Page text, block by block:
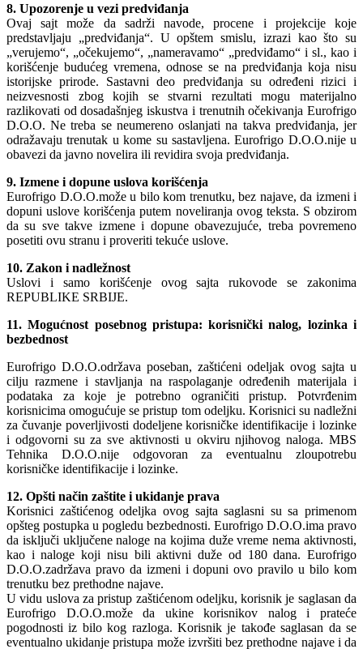
8. Upozorenje u vezi predviđanja
Ovaj sajt može da sadrži navode, procene i projekcije koje
predstavljaju „predviđanja“. U opštem smislu, izrazi kao što su
„verujemo“, „očekujemo“, „nameravamo“ „predviđamo“ i sl., kao i
korišćenje budućeg vremena, odnose se na predviđanja koja nisu
istorijske prirode. Sastavni deo predviđanja su određeni rizici i
neizvesnosti zbog kojih se stvarni rezultati mogu materijalno
razlikovati od dosadašnjeg iskustva i trenutnih očekivanja Eurofrigo
D.O.O. Ne treba se neumereno oslanjati na takva predviđanja, jer
odražavaju trenutak u kome su sastavljena. Eurofrigo D.O.O.nije u
obavezi da javno novelira ili revidira svoja predviđanja.
9. Izmene i dopune uslova korišćenja
Eurofrigo D.O.O.može u bilo kom trenutku, bez najave, da izmeni i
dopuni uslove korišćenja putem noveliranja ovog teksta. S obzirom
da su sve takve izmene i dopune obavezujuće, treba povremeno
posetiti ovu stranu i proveriti tekuće uslove.
10. Zakon i nadležnost
Uslovi i samo korišćenje ovog sajta rukovode se zakonima
REPUBLIKE SRBIJE.
11. Mogućnost posebnog pristupa: korisnički nalog, lozinka i
bezbednost
Eurofrigo D.O.O.održava poseban, zaštićeni odeljak ovog sajta u
cilju razmene i stavljanja na raspolaganje određenih materijala i
podataka za koje je potrebno ograničiti pristup. Potvrđenim
korisnicima omogućuje se pristup tom odeljku. Korisnici su nadležni
za čuvanje poverljivosti dodeljene korisničke identifikacije i lozinke
i odgovorni su za sve aktivnosti u okviru njihovog naloga. MBS
Tehnika D.O.O.nije odgovoran za eventualnu zloupotrebu
korisničke identifikacije i lozinke.
12. Opšti način zaštite i ukidanje prava
Korisnici zaštićenog odeljka ovog sajta saglasni su sa primenom
opšteg postupka u pogledu bezbednosti. Eurofrigo D.O.O.ima pravo
da isključi uključene naloge na kojima duže vreme nema aktivnosti,
kao i naloge koji nisu bili aktivni duže od 180 dana. Eurofrigo
D.O.O.zadržava pravo da izmeni i dopuni ovo pravilo u bilo kom
trenutku bez prethodne najave.
U vidu uslova za pristup zaštićenom odeljku, korisnik je saglasan da
Eurofrigo D.O.O.može da ukine korisnikov nalog i prateće
pogodnosti iz bilo kog razloga. Korisnik je takođe saglasan da se
eventualno ukidanje pristupa može izvršiti bez prethodne najave i da